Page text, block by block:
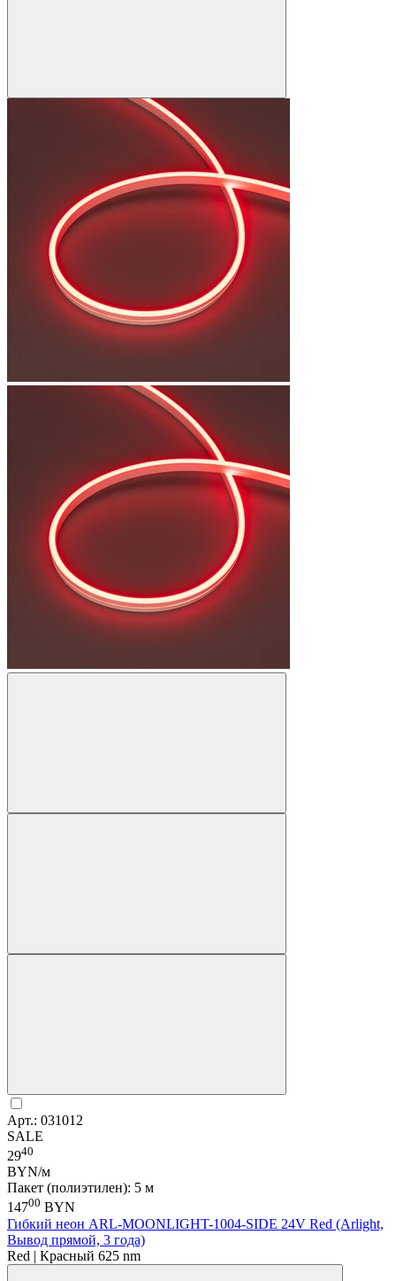
Арт.: 031012
SALE
2940
BYN/м
Пакет (полиэтилен): 5 м
14700 BYN
Гибкий неон ARL-MOONLIGHT-1004-SIDE 24V Red (Arlight,
Вывод прямой, 3 года)
Red | Красный 625 nm